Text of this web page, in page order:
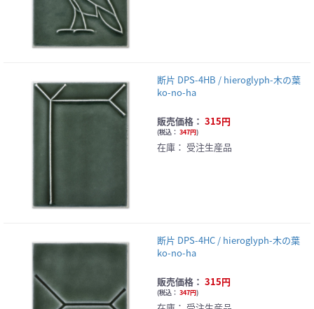
断片 DPS-4HB / hieroglyph-木の葉
ko-no-ha
販売価格： 315円
(税込： 347円)
在庫： 受注生産品
断片 DPS-4HC / hieroglyph-木の葉
ko-no-ha
販売価格： 315円
(税込： 347円)